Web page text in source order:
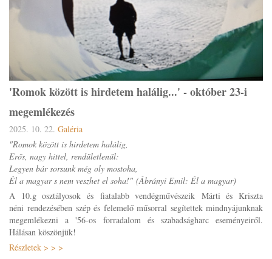
'Romok között is hirdetem halálig...' - október 23-i
megemlékezés
2025. 10. 22. Galéria
"Romok között is hirdetem halálig,
Erős, nagy hittel, rendületlenűl:
Legyen bár sorsunk még oly mostoha,
Él a magyar s nem veszhet el soha!" (Ábrányi Emil: Él a magyar)
A 10.g osztályosok és fiatalabb vendégművészeik Márti és Kriszta
néni rendezésében szép és felemelő műsorral segítettek mindnyájunknak
megemlékezni a '56-os forradalom és szabadságharc eseményeiről.
Hálásan köszönjük!
Részletek > > >